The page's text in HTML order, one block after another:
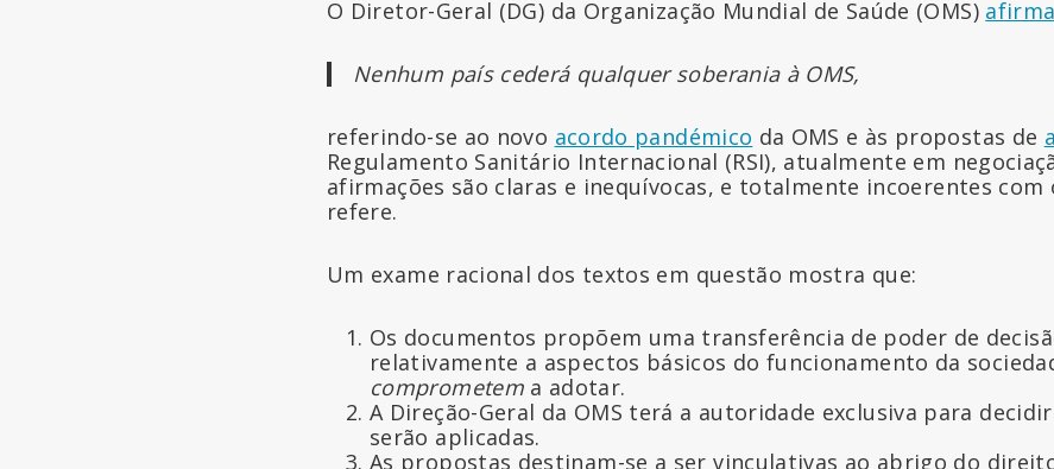
O Diretor-Geral (DG) da Organização Mundial de Saúde (OMS) afirma
Nenhum país cederá qualquer soberania à OMS,
referindo-se ao novo acordo pandémico da OMS e às propostas de
Regulamento Sanitário Internacional (RSI), atualmente em
afirmações são claras e inequívocas, e totalmente incoerentes com
refere.
Um exame racional dos textos em questão mostra que:
Os documentos propõem uma transferência de poder de
relativamente a aspectos básicos do funcionamento da
comprometema adotar.
A Direção-Geral da OMS terá a autoridade exclusiva para
serão aplicadas.
As propostas destinam-se a ser vinculativas ao abrigo do